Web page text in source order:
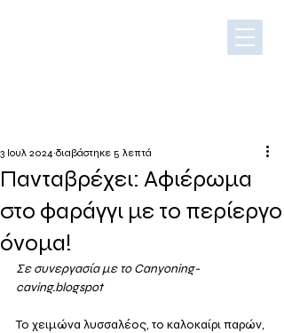
Πανταβρέχει: Αφιέρωμα
στο φαράγγι με το περίεργο
όνομα!
3 Ιουλ 2024 διαβάστηκε 5 λεπτά
Σε συνεργασία με το Canyoning-
caving.blogspot
Το χειμώνα λυσσαλέος, το καλοκαίρι παρών,